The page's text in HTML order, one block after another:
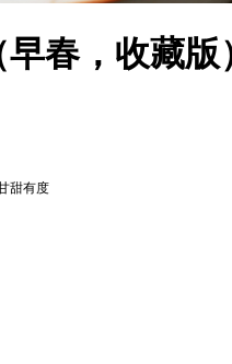
春，收藏版
甜有度